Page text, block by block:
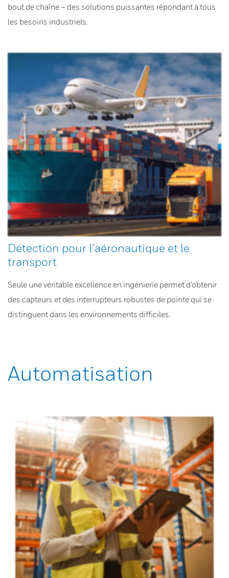
bout de chaîne – des solutions puissantes répondant à tous
les besoins industriels.
Détection pour l’aéronautique et le
transport
Seule une véritable excellence en ingénierie permet d’obtenir
des capteurs et des interrupteurs robustes de pointe qui se
distinguent dans les environnements difficiles.
Automatisation